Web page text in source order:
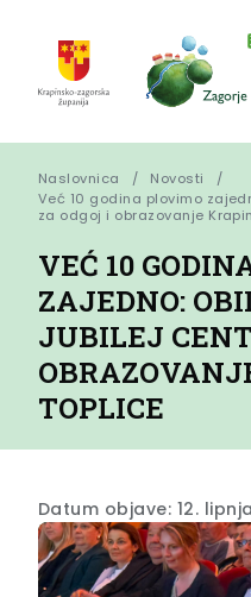
Naslovnica
Novosti
Već 10 godina plovimo
za odgoj i obrazovanje
VEĆ 10
ZAJEDNO:
JUBILEJ
TOPLICE
Datum objave: 12.